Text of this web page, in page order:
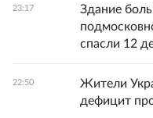
23:17
Здание
спасли 12
22:50
Жители
дефицит